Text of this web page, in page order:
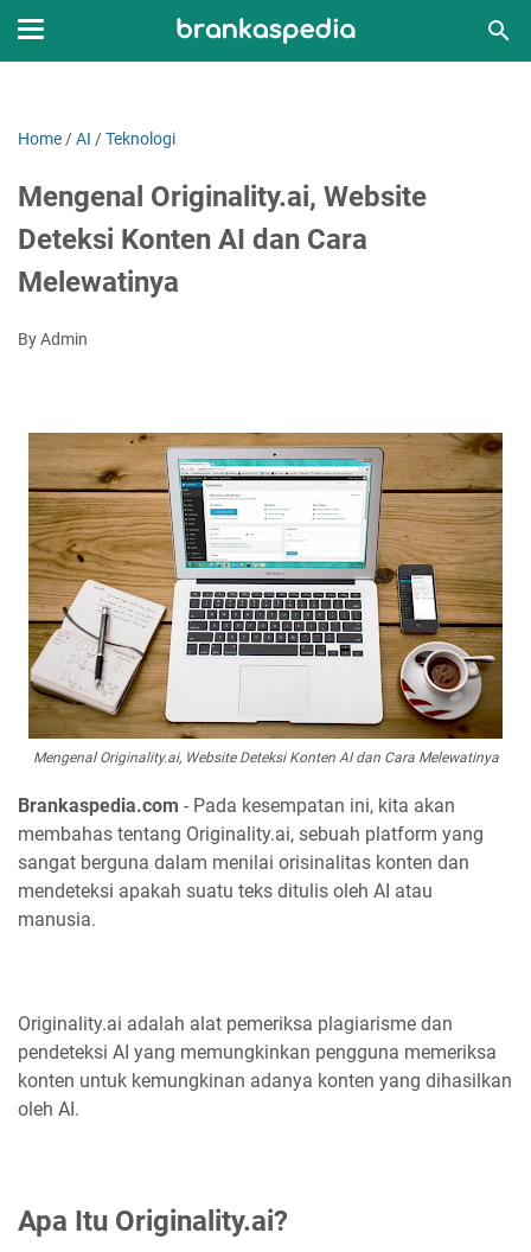
Home /AI /Teknologi
Mengenal Originality.ai, Website
Deteksi Konten AI dan Cara
Melewatinya
By Admin
Mengenal Originality.ai, Website Deteksi Konten AI dan Cara Melewatinya
Brankaspedia.com - Pada kesempatan ini, kita akan
membahas tentang Originality.ai, sebuah platform yang
sangat berguna dalam menilai orisinalitas konten dan
mendeteksi apakah suatu teks ditulis oleh AI atau
manusia.
Originality.ai adalah alat pemeriksa plagiarisme dan
pendeteksi AI yang memungkinkan pengguna memeriksa
konten untuk kemungkinan adanya konten yang dihasilkan
oleh AI.
Apa Itu Originality.ai?